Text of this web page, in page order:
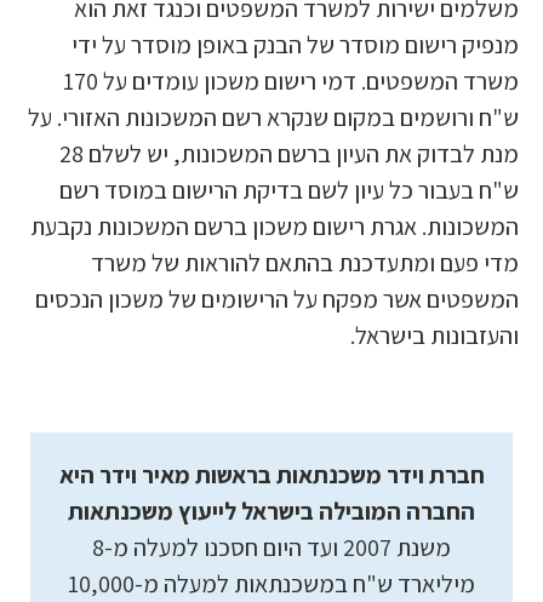
משלמים ישירות למשרד המשפטים וכנגד זאת הוא
מנפיק רישום מוסדר של הבנק באופן מוסדר על ידי
משרד המשפטים. דמי רישום משכון עומדים על 170
ש"ח ורושמים במקום שנקרא רשם המשכונות האזורי. על
מנת לבדוק את העיון ברשם המשכונות, יש לשלם 28
ש"ח בעבור כל עיון לשם בדיקת הרישום במוסד רשם
המשכונות. אגרת רישום משכון ברשם המשכונות נקבעת
מדי פעם ומתעדכנת בהתאם להוראות של משרד
המשפטים אשר מפקח על הרישומים של משכון הנכסים
והעזבונות בישראל.
חברת וידר משכנתאות בראשות מאיר וידר היא
החברה המובילה בישראל לייעוץ משכנתאות
משנת 2007 ועד היום חסכנו למעלה מ-8
מיליארד ש"ח במשכנתאות למעלה מ-10,000